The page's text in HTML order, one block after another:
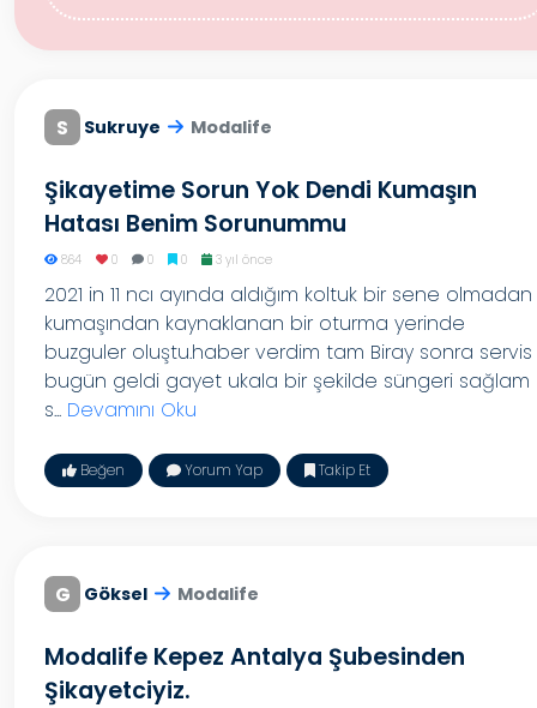
S Sukruye Modalife
Şikayetime Sorun Yok Dendi Kumaşın
Hatası Benim Sorunummu
864 0 0 0 3 yıl önce
2021 in 11 ncı ayında aldığım koltuk bir sene olmadan
kumaşından kaynaklanan bir oturma yerinde
buzguler oluştu.haber verdim tam Biray sonra servis
bugün geldi gayet ukala bir şekilde süngeri sağlam
s... Devamını Oku
Beğen Yorum Yap Takip Et
G Göksel Modalife
Modalife Kepez Antalya Şubesinden
Şikayetciyiz.